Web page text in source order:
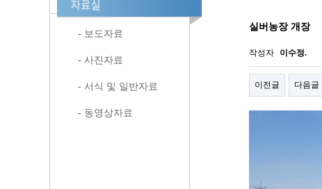
- 보도자료
- 사진자료
- 서식 및 일반자료
- 동영상자료
실버농장 개장
작성자 이수정.
이전글 다음글